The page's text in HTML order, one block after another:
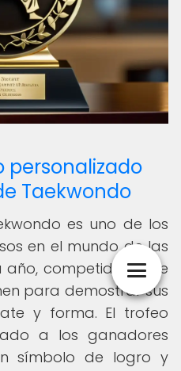
personalizado
Taekwondo
es uno de los
en el mundo de las
competidores de
para demostrar sus
y forma. El trofeo
a los ganadores
símbolo de logro y